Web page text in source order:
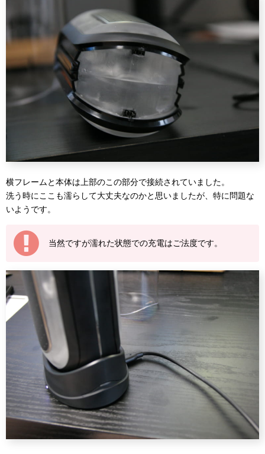
横フレームと本体は上部のこの部分で接続されていました。
洗う時にここも濡らして大丈夫なのかと思いましたが、特に問題な
いようです。
当然ですが濡れた状態での充電はご法度です。